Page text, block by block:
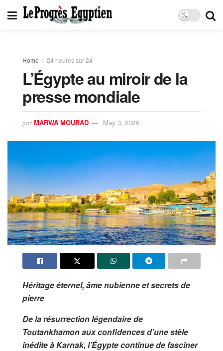
Home 24 heures sur 24
L’Égypte au miroir de la
presse mondiale
par MARWA MOURAD May 3, 2026
Héritage éternel, âme nubienne et secrets de
pierre
De la résurrection légendaire de
Toutankhamon aux confidences d’une stèle
inédite à Karnak, l’Égypte continue de fasciner